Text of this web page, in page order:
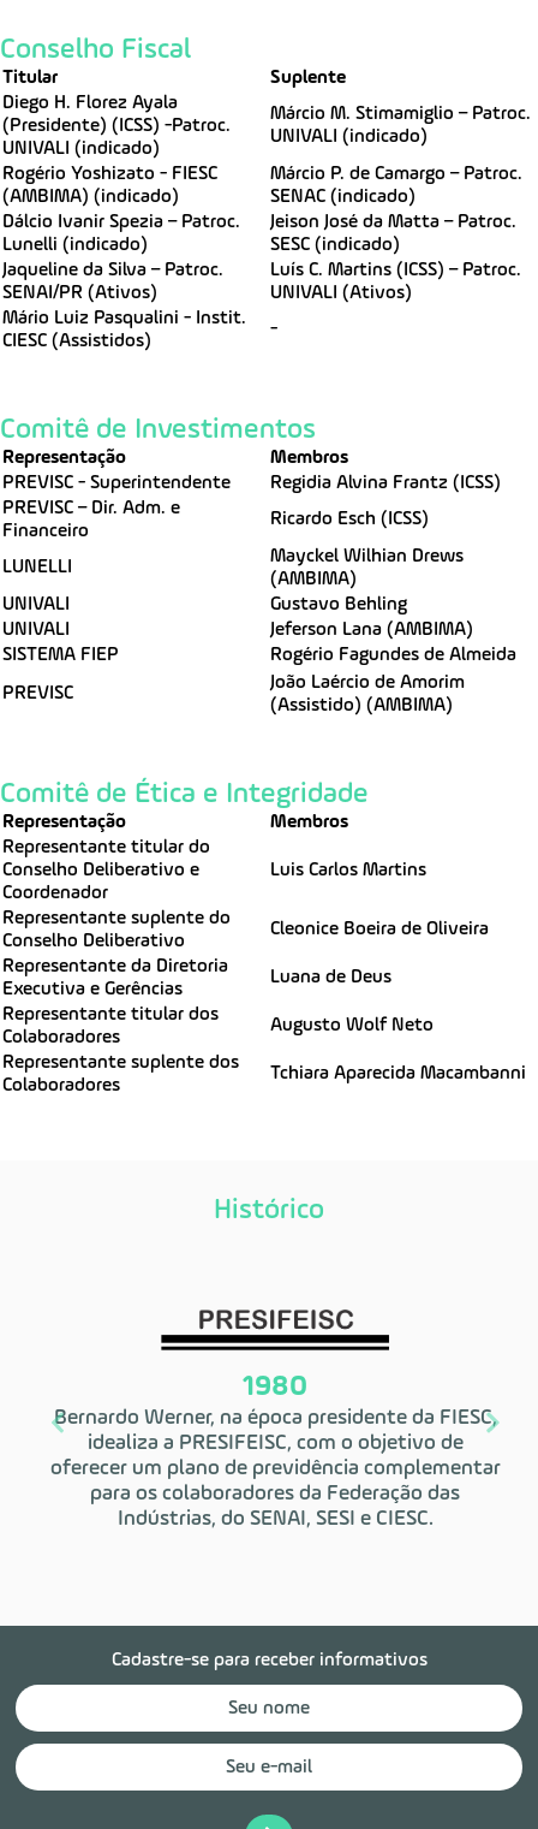
Conselho Fiscal
Titular
Suplente
Diego H. Florez Ayala
(Presidente) (ICSS) -Patroc.
UNIVALI (indicado)
Márcio M. Stimamiglio – Patroc.
UNIVALI (indicado)
Rogério Yoshizato - FIESC
(AMBIMA) (indicado)
Márcio P. de Camargo – Patroc.
SENAC (indicado)
Dálcio Ivanir Spezia – Patroc.
Lunelli (indicado)
Jeison José da Matta – Patroc.
SESC (indicado)
Jaqueline da Silva – Patroc.
SENAI/PR (Ativos)
Luís C. Martins (ICSS) – Patroc.
UNIVALI (Ativos)
Mário Luiz Pasqualini - Instit.
CIESC (Assistidos)
-
Comitê de Investimentos
Representação
Membros
PREVISC - Superintendente
Regidia Alvina Frantz (ICSS)
PREVISC – Dir. Adm. e
Financeiro
Ricardo Esch (ICSS)
LUNELLI
Mayckel Wilhian Drews
(AMBIMA)
UNIVALI
Gustavo Behling
UNIVALI
Jeferson Lana (AMBIMA)
SISTEMA FIEP
Rogério Fagundes de Almeida
PREVISC
João Laércio de Amorim
(Assistido) (AMBIMA)
Comitê de Ética e Integridade
Representação
Membros
Representante titular do
Conselho Deliberativo e
Coordenador
Luis Carlos Martins
Representante suplente do
Conselho Deliberativo
Cleonice Boeira de Oliveira
Representante da Diretoria
Executiva e Gerências
Luana de Deus
Representante titular dos
Colaboradores
Augusto Wolf Neto
Representante suplente dos
Colaboradores
Tchiara Aparecida Macambanni
Histórico
1980
Bernardo Werner, na época presidente da FIESC,
idealiza a PRESIFEISC, com o objetivo de
oferecer um plano de previdência complementar
para os colaboradores da Federação das
Indústrias, do SENAI, SESI e CIESC.
Cadastre-se para receber informativos